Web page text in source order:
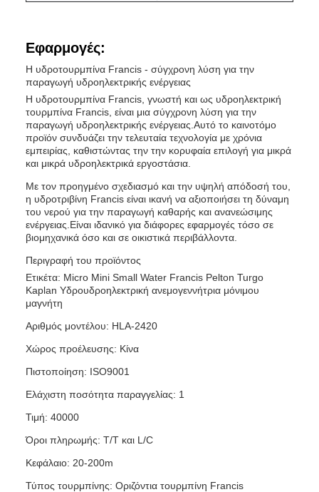
Εφαρμογές:
Η υδροτουρμπίνα Francis - σύγχρονη λύση για την
παραγωγή υδροηλεκτρικής ενέργειας
Η υδροτουρμπίνα Francis, γνωστή και ως υδροηλεκτρική
τουρμπίνα Francis, είναι μια σύγχρονη λύση για την
παραγωγή υδροηλεκτρικής ενέργειας.Αυτό το καινοτόμο
προϊόν συνδυάζει την τελευταία τεχνολογία με χρόνια
εμπειρίας, καθιστώντας την την κορυφαία επιλογή για μικρά
και μικρά υδροηλεκτρικά εργοστάσια.
Με τον προηγμένο σχεδιασμό και την υψηλή απόδοσή του,
η υδροτριβίνη Francis είναι ικανή να αξιοποιήσει τη δύναμη
του νερού για την παραγωγή καθαρής και ανανεώσιμης
ενέργειας.Είναι ιδανικό για διάφορες εφαρμογές τόσο σε
βιομηχανικά όσο και σε οικιστικά περιβάλλοντα.
Περιγραφή του προϊόντος
Ετικέτα: Micro Mini Small Water Francis Pelton Turgo
Kaplan Υδρουδροηλεκτρική ανεμογεννήτρια μόνιμου
μαγνήτη
Αριθμός μοντέλου: HLA-2420
Χώρος προέλευσης: Κίνα
Πιστοποίηση: ISO9001
Ελάχιστη ποσότητα παραγγελίας: 1
Τιμή: 40000
Όροι πληρωμής: T/T και L/C
Κεφάλαιο: 20-200m
Τύπος τουρμπίνης: Οριζόντια τουρμπίνη Francis